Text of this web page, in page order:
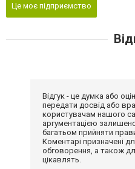
Це моє підприємство
Відгук - це думка або
передати досвід або
користувачам нашого
аргументацією
багатьом прийняти
Коментарі призначені
обговорення, а також
цікавлять.